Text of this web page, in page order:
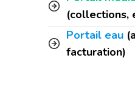
(collections,
Portail eau
facturation)